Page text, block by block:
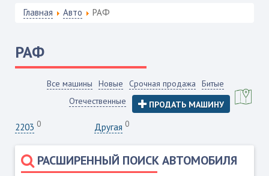
Главная Авто РАФ
РАФ
Все машины Новые Срочная продажа
Битые
Отечественные
ПРОДАТЬ МАШИНУ
2203 0 Другая 0
РАСШИРЕННЫЙ ПОИСК АВТОМОБИЛЯ